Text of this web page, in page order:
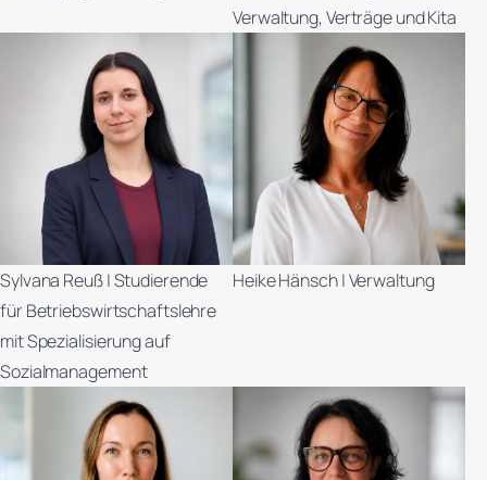
Verwaltung, Verträge und Kita
Sylvana Reuß | Studierende
für Betriebswirtschaftslehre
mit Spezialisierung auf
Sozialmanagement
Heike Hänsch | Verwaltung